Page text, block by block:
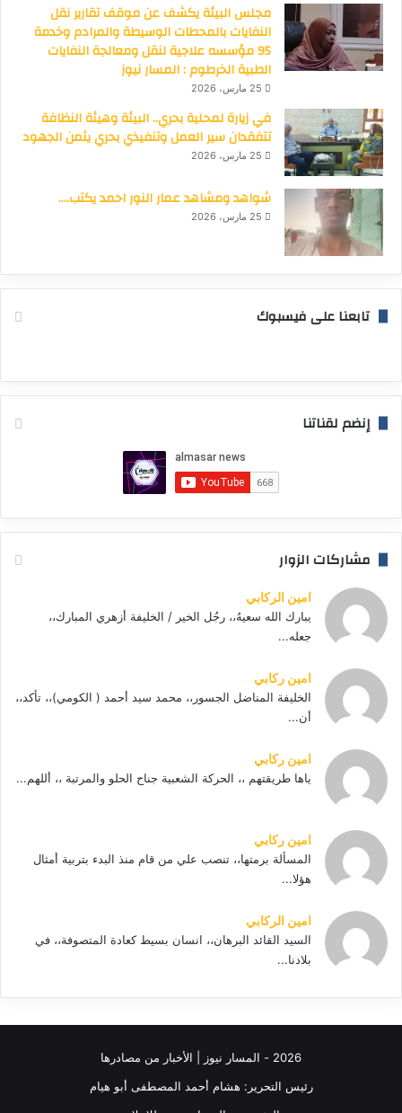
مجلس البيئة يكشف عن موقف تقارير نقل
النفايات بالمحطات الوسيطة والمرادم وخدمة
95 مؤسسه علاجية لنقل ومعالجة النفايات
الطبية الخرطوم : المسار نيوز
25 مارس، 2026
في زيارة لمحلية بحري.. البيئة وهيئة النظافة
تتفقدان سير العمل وتنفيذي بحري يثمن الجهود
25 مارس، 2026
شواهد ومشاهد عمار النور احمد يكتب….
25 مارس، 2026
تابعنا على فيسبوك
إنضم لقناتنا
مشاركات الزوار
امين الركابي
يبارك الله سعيهُ،، رجُل الخير / الخليفة أزهري المبارك،،
جعله...
امين ركابي
الخليفة المناضل الجسور،، محمد سيد أحمد ( الكومي)،، تأكد،،
أن...
امين ركابي
ياها طريقتهم ،، الحركة الشعبية جناح الحلو والمرتبة ،، أللهم...
امين ركابي
المسألة برمتها،، تنصب علي من قام منذ البدء بتربية أمثال
هؤلا...
امين الركابي
السيد القائد البرهان،، انسان بسيط كعادة المتصوفة،، في
بلادنا...
2026 - المسار نيوز | الأخبار من مصادرها
رئيس التحرير: هشام أحمد المصطفى أبو هيام